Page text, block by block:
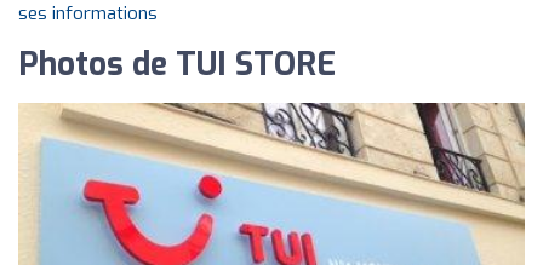
ses informations
Photos de TUI STORE